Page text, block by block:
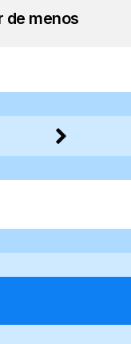
de menos